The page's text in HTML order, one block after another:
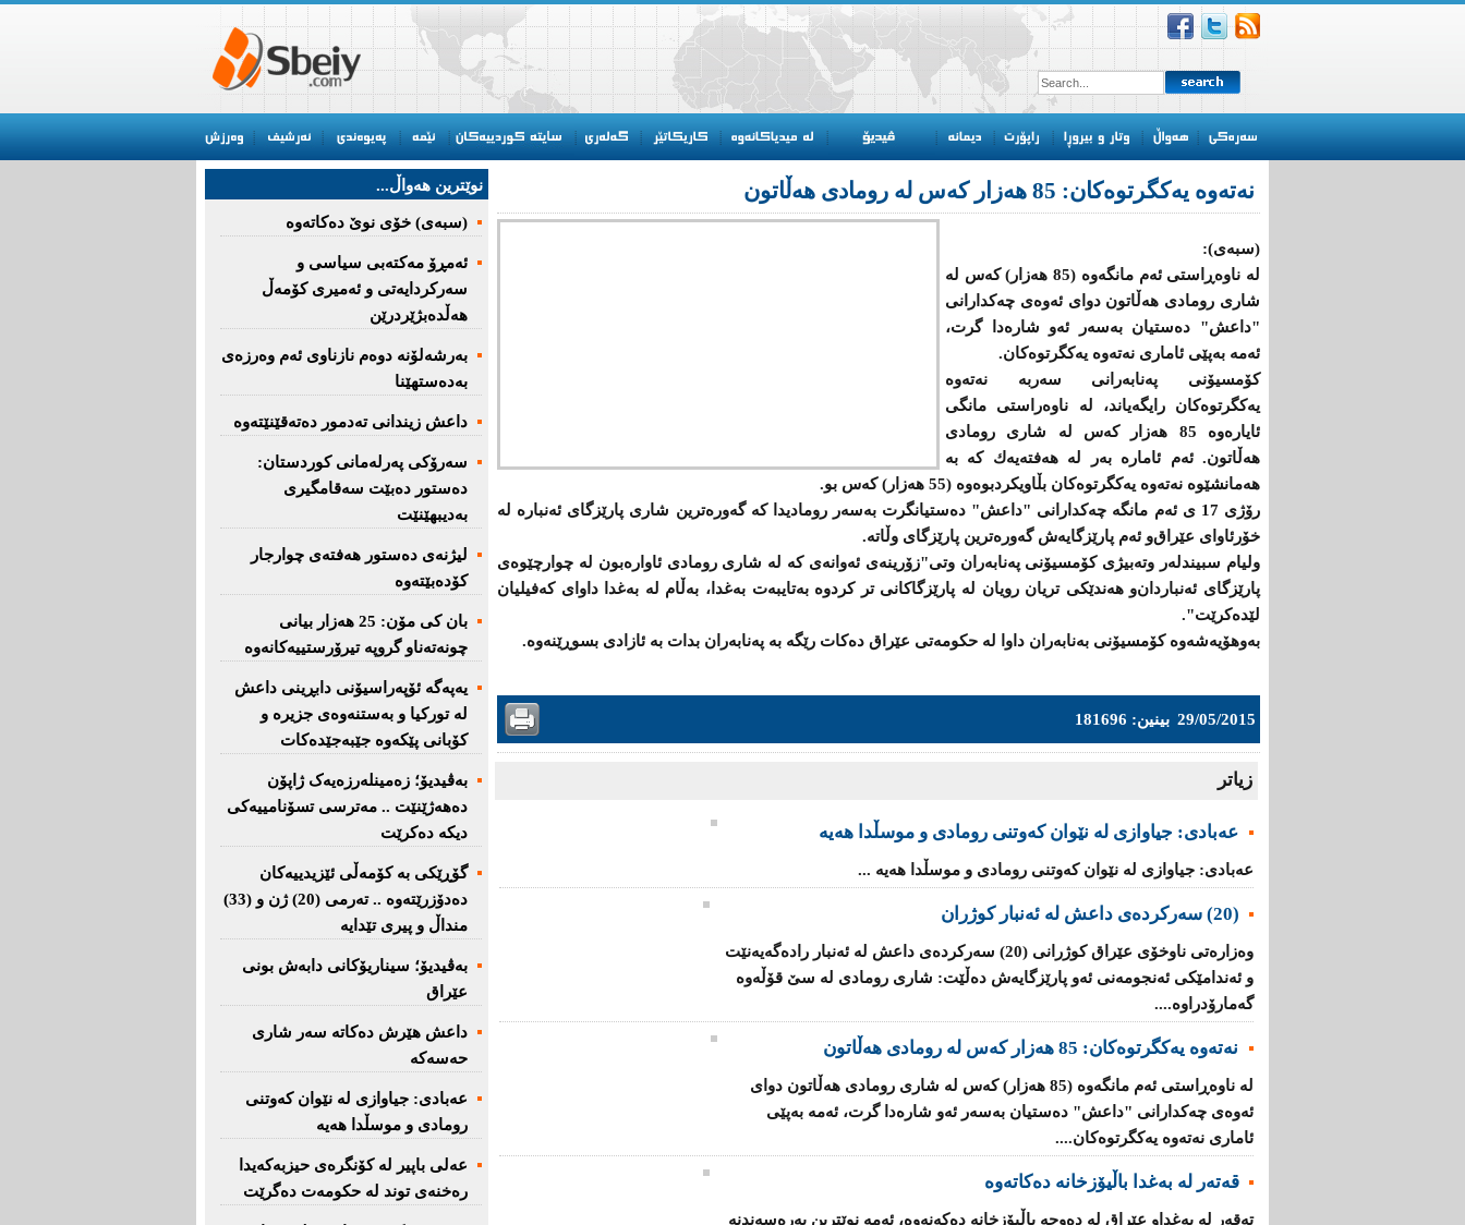
نەتەوە یەكگرتوەكان: 85 هەزار كەس لە رومادی هەڵاتون
(سبەی):
لە ناوەڕاستی ئەم مانگەوە (85 هەزار) كەس لە
شاری رومادی هەڵاتون دوای ئەوەی چەكدارانی
"داعش" دەستیان بەسەر ئەو شارەدا گرت،
ئەمە بەپێی ئاماری نەتەوە یەكگرتوەكان.
كۆمسیۆنی پەنابەرانی سەربە نەتەوە
یەكگرتوەكان رایگەیاند، لە ناوەراستی مانگی
ئایارەوە 85 هەزار كەس لە شاری رومادی
هەڵاتون. ئەم ئامارە بەر لە هەفتەیەك كە بە
هەمانشێوە نەتەوە یەكگرتوەكان بڵاویكردبوەوە (55 هەزار) كەس بو.
رۆژی 17 ی ئەم مانگە چەكدارانی "داعش" دەستیانگرت بەسەر رومادیدا كە گەورەترین شاری پارێزگای ئەنبارە لە
خۆرئاوای عێراق‌و ئەم پارێزگایەش گەورەترین پارێزگای وڵاتە.
ولیام سبیندلەر وتەبیژی كۆمسیۆنی پەنابەران وتی"زۆرینەی ئەوانەی كە لە شاری رومادی ئاوارەبون لە چوارچێوەی
پارێزگای ئەنباردان‌و هەندێكی تریان رویان لە پارێزگاكانی تر كردوە بەتایبەت بەغدا، بەڵام لە بەغدا داوای كەفیلیان
لێدەكرێت".
بەوهۆیەشەوە كۆمسیۆنی بەنابەران داوا لە حكومەتی عێراق دەكات رێگە بە پەنابەران بدات بە ئازادی بسوڕێنەوە.
29/05/2015 بینین: 181696
زیاتر
عه‌بادی: جیاوازی له‌ نێوان کەوتنی رومادی و موسڵدا هه‌یه‌
عه‌بادی: جیاوازی له‌ نێوان کەوتنی رومادی و موسڵدا هه‌یه‌ ...
(20) سه‌ركرده‌ی داعش لە ئەنبار کوژران
وه‌زاره‌تی ناوخۆی عێراق كوژرانی (20) سه‌ركرده‌ی داعش لە ئه‌نبار رادەگەیەنێت
و ئه‌ندامێكی ئه‌نجومه‌نی ئەو پارێزگایەش دەڵێت: شاری رومادی لە سێ قۆڵه‌وه‌
گه‌مارۆدراوه‌....
نەتەوە یەكگرتوەكان: 85 هەزار كەس لە رومادی هەڵاتون
لە ناوەڕاستی ئەم مانگەوە (85 هەزار) كەس لە شاری رومادی هەڵاتون دوای
ئەوەی چەكدارانی "داعش" دەستیان بەسەر ئەو شارەدا گرت، ئەمە بەپێی
ئاماری نەتەوە یەكگرتوەكان....
قەتەر لە بەغدا باڵیۆزخانە دەكاتەوە
تەقەر لە بەغدا‌و عێراق لە دەوحە باڵیۆزخانە دەكەنەوە، ئەمە نوێترین پەرەسەندنە
نوێترین هه‌واڵ...
(سبەى) خۆى نوێ دەکاتەوە
ئه‌مڕۆ مه‌كته‌بی‌ سیاسی‌ و
سه‌ركردایه‌تی‌ و ئه‌میری‌ كۆمه‌ڵ
هەڵدەبژێردرێن
به‌رشه‌لۆنه‌ دوه‌م نازناوی ئه‌م وه‌رزه‌ی
به‌ده‌ستهێنا
داعش زیندانی تەدمور دەتەقێنێتەوە
سەرۆكی پەرلەمانی كوردستان:
دەستور دەبێت سەقامگیری
بەدیبهێنێت
لیژنەی دەستور هەفتەی چوارجار
كۆدەبێتەوە
بان كی مۆن: 25 هەزار بیانی
چونەتەناو گروپە تیرۆرستییەكانەوە
یەپەگە ئۆپەراسیۆنی دابڕینی داعش
لە تورکیا و بەستنەوەی جزیرە و
کۆبانی پێکەوە جێبەجێدەکات
بەڤیدیۆ؛ زەمینلەرزەیەک ژاپۆن
دەهەژێنێت .. مەترسی تسۆنامییەکی
دیکە دەکرێت
گۆڕێکی بە کۆمەڵی ئێزیدییەکان
دەدۆزرێتەوە .. تەرمی (20) ژن و (33)
منداڵ و پیری تێدایە
بەڤیدیۆ؛ سیناریۆکانی دابەش بونی
عێراق
داعش هێرش دەکاتە سەر شاری
حەسەکە
عه‌بادی: جیاوازی له‌ نێوان کەوتنی
رومادی و موسڵدا هه‌یه‌
عەلی باپیر لە کۆنگرەی حیزبەکەیدا
رەخنەی توند لە حکومەت دەگرێت